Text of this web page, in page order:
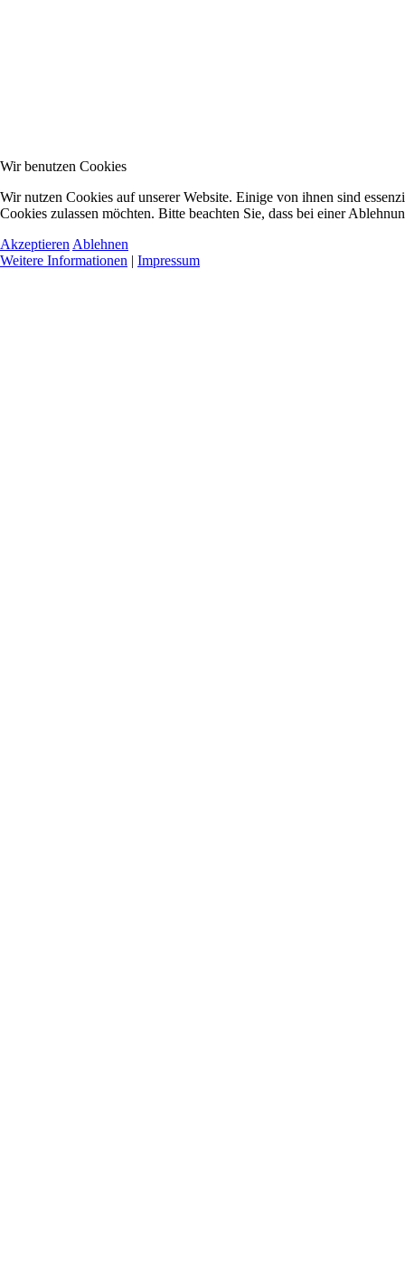
Wir benutzen Cookies
Wir nutzen Cookies auf unserer Website. Einige von ihnen sind
Cookies zulassen möchten. Bitte beachten Sie, dass bei einer
Akzeptieren Ablehnen
Weitere Informationen | Impressum